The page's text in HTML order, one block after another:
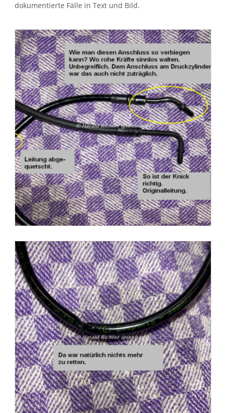
dokumentierte Fälle in Text und Bild.